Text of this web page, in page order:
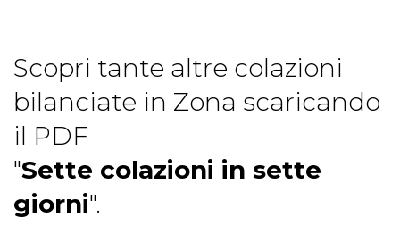
Scopri tante altre colazioni
bilanciate in Zona scaricando
il PDF
"Sette colazioni in sette
giorni".